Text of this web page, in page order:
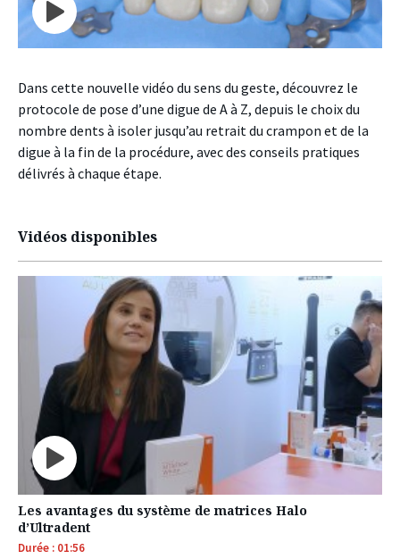
Dans cette nouvelle vidéo du sens du geste, découvrez le
protocole de pose d’une digue de A à Z, depuis le choix du
nombre dents à isoler jusqu’au retrait du crampon et de la
digue à la fin de la procédure, avec des conseils pratiques
délivrés à chaque étape.
Vidéos disponibles
Les avantages du système de matrices Halo
d’Ultradent
Durée : 01:56